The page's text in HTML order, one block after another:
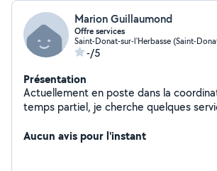
Marion Guillaumond
Offre services
Saint-Donat-sur-l'Herbasse (Saint-
-/5
Présentation
Actuellement en poste dans la
temps partiel, je cherche quelques
avec des personnes en situation de
Aucun avis pour l'instant